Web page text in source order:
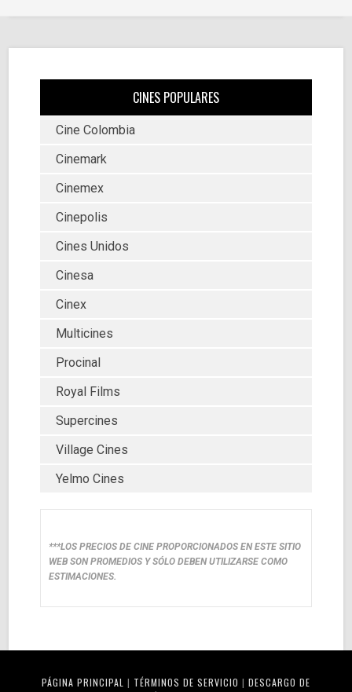
CINES POPULARES
Cine Colombia
Cinemark
Cinemex
Cinepolis
Cines Unidos
Cinesa
Cinex
Multicines
Procinal
Royal Films
Supercines
Village Cines
Yelmo Cines
***LOS PRECIOS DE CINE PROPORCIONADOS EN ESTE SITIO
WEB SON PROMEDIOS Y SÓLO DEBEN UTILIZARSE COMO
ESTIMACIONES.
PÁGINA PRINCIPAL | TÉRMINOS DE SERVICIO | DESCARGO DE